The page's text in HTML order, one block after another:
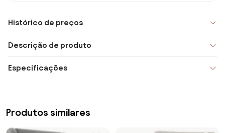
Histórico de preços
Descrição de produto
Especificações
Produtos similares